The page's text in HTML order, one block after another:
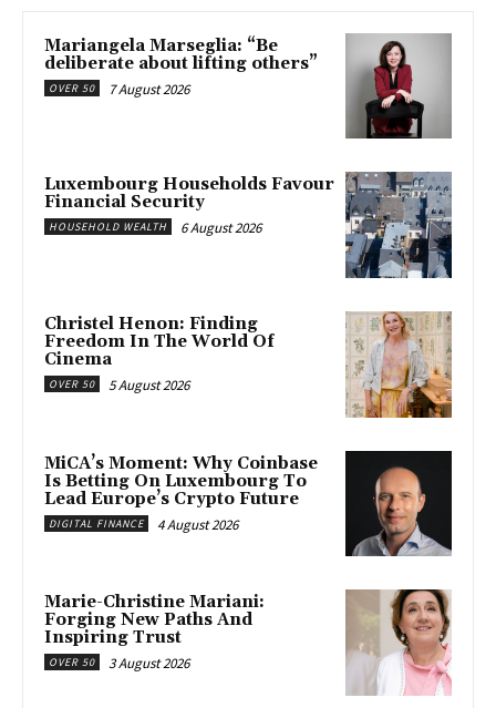
Mariangela Marseglia: “Be
deliberate about lifting others”
OVER 50 7 August 2026
Luxembourg Households Favour
Financial Security
HOUSEHOLD WEALTH 6 August 2026
Christel Henon: Finding
Freedom In The World Of
Cinema
OVER 50 5 August 2026
MiCA’s Moment: Why Coinbase
Is Betting On Luxembourg To
Lead Europe’s Crypto Future
DIGITAL FINANCE 4 August 2026
Marie-Christine Mariani:
Forging New Paths And
Inspiring Trust
OVER 50 3 August 2026